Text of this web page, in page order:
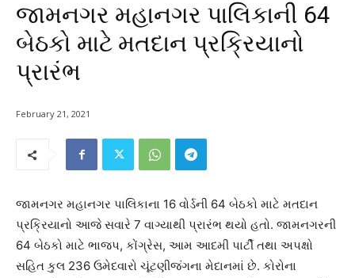
જામનગર મહાનગર પાલિકાની 64
બેઠકો માટે મતદાન પ્રક્રિયાનો
પ્રારંભ
February 21, 2021
જામનગર મહાનગર પાલિકાના 16 વોર્ડની 64 બેઠકો માટે મતદાન
પ્રક્રિયાનો આજે સવારે 7 વાગ્યાથી પ્રારંભ થયો હતો. જામનગરની
64 બેઠકો માટે ભાજપ, કોંગ્રેસ, આમ આદમી પાર્ટી તથા અપક્ષો
સહિત કુલ 236 ઉમેદવારો ચૂંટણીજંગના મેદાનમાં છે. કોરોના